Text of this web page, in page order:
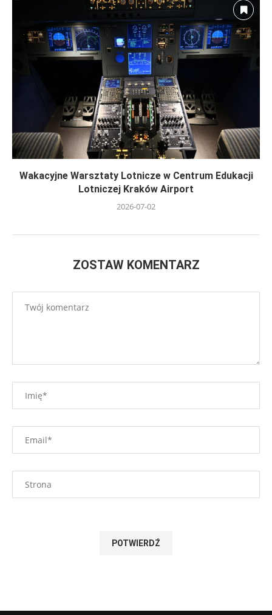
Wakacyjne Warsztaty Lotnicze w Centrum Edukacji
Lotniczej Kraków Airport
2026-07-02
ZOSTAW KOMENTARZ